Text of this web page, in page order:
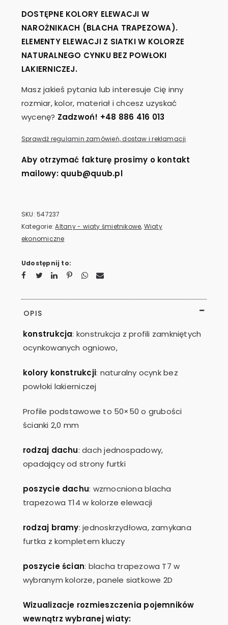
DOSTĘPNE KOLORY ELEWACJI W
NAROŻNIKACH (BLACHA TRAPEZOWA).
ELEMENTY ELEWACJI Z SIATKI W KOLORZE
NATURALNEGO CYNKU BEZ POWŁOKI
LAKIERNICZEJ.
Masz jakieś pytania lub interesuje Cię inny
rozmiar, kolor, materiał i chcesz uzyskać
wycenę? Zadzwoń! +48 886 416 013
Sprawdź regulamin zamówień, dostaw i reklamacji
Aby otrzymać fakturę prosimy o kontakt
mailowy: quub@quub.pl
SKU:547237
Kategorie:Altany - wiaty śmietnikowe, Wiaty
ekonomiczne
Udostępnij to:
OPIS
konstrukcja: konstrukcja z profili zamkniętych
ocynkowanych ogniowo,
kolory konstrukcji: naturalny ocynk bez
powłoki lakierniczej
Profile podstawowe to 50×50 o grubości
ścianki 2,0 mm
rodzaj dachu: dach jednospadowy,
opadający od strony furtki
poszycie dachu: wzmocniona blacha
trapezowa T14 w kolorze elewacji
rodzaj bramy: jednoskrzydłowa, zamykana
furtka z kompletem kluczy
poszycie ścian: blacha trapezowa T7 w
wybranym kolorze, panele siatkowe 2D
Wizualizacje rozmieszczenia pojemników
wewnątrz wybranej wiaty: